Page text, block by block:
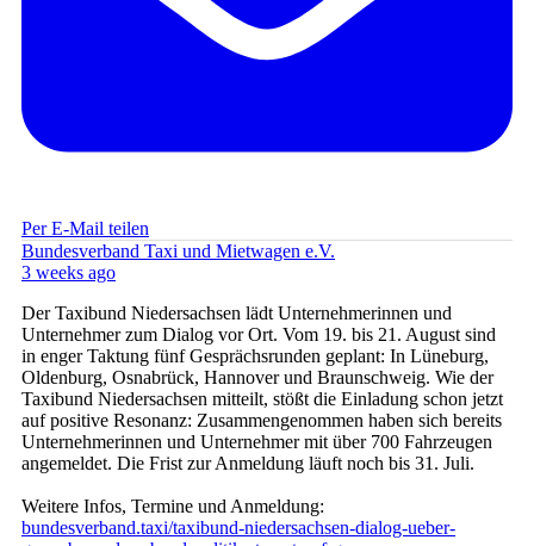
Per E-Mail teilen
Bundesverband Taxi und Mietwagen e.V.
3 weeks ago
Der Taxibund Niedersachsen lädt Unternehmerinnen und
Unternehmer zum Dialog vor Ort. Vom 19. bis 21. August sind
in enger Taktung fünf Gesprächsrunden geplant: In Lüneburg,
Oldenburg, Osnabrück, Hannover und Braunschweig. Wie der
Taxibund Niedersachsen mitteilt, stößt die Einladung schon jetzt
auf positive Resonanz: Zusammengenommen haben sich bereits
Unternehmerinnen und Unternehmer mit über 700 Fahrzeugen
angemeldet. Die Frist zur Anmeldung läuft noch bis 31. Juli.
Weitere Infos, Termine und Anmeldung:
bundesverband.taxi/taxibund-niedersachsen-dialog-ueber-